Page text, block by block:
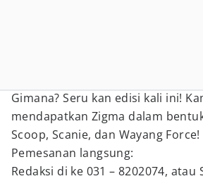
Gimana? Seru kan edisi kali ini!
mendapatkan Zigma dalam
Scoop, Scanie, dan Wayang Force!
Pemesanan langsung:
Redaksi di ke 031 – 8202074, atau